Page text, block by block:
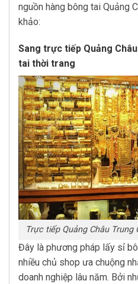
nguồn hàng bông tai Quảng
khảo:
Sang trực tiếp Quảng
tai thời trang
Trực tiếp Quảng Châu
Đây là phương pháp lấy sỉ
nhiều chủ shop ưa chuộng
doanh nghiệp lâu năm. Bởi